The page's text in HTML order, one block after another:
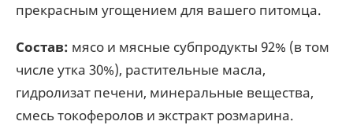
прекрасным угощением для вашего питомца.
Состав: мясо и мясные субпродукты 92% (в том
числе утка 30%), растительные масла,
гидролизат печени, минеральные вещества,
смесь токоферолов и экстракт розмарина.